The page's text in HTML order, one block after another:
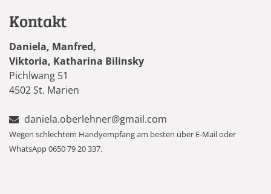
Kontakt
Daniela, Manfred,
Viktoria, Katharina Bilinsky
Pichlwang 51
4502 St. Marien
daniela.oberlehner@gmail.com
Wegen schlechtem Handyempfang am besten über E-Mail oder
WhatsApp 0650 79 20 337.